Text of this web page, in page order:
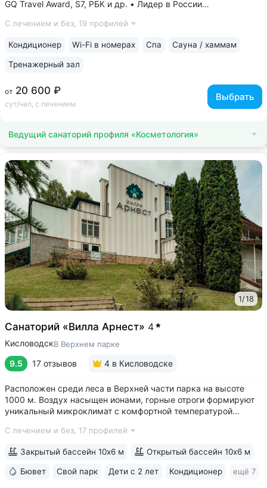
GQ Travel Award, S7, РБК и др. • Лидер в России
целлюлита и вен «Эндосфера», коррекция фигуры Tesla
С лечением и без, 19 профилей
от 20 600 ₽
сут/чел, с лечением
Выбрать
Кондиционер Wi-Fi в номерах Спа Сауна / хаммам
Тренажерный зал
Ведущий санаторий профиля «Косметология»
1/18
Санаторий «Вилла Арнест» 4
КисловодскВ Верхнем парке
9.5 17 отзывов 4 в Кисловодске
Расположен среди леса в Верхней части парка на высоте
1000 м. Воздух насыщен ионами, горные отроги формируют
уникальный микроклимат с комфортной температурой
№ 2Б Кисловодского парка • Один из лучших вариантов для
С лечением и без, 17 профилей
Закрытый бассейн 10х6 м Открытый бассейн 10х6 м
Бювет Свой парк Дети с 2 лет Кондиционер ещё 7